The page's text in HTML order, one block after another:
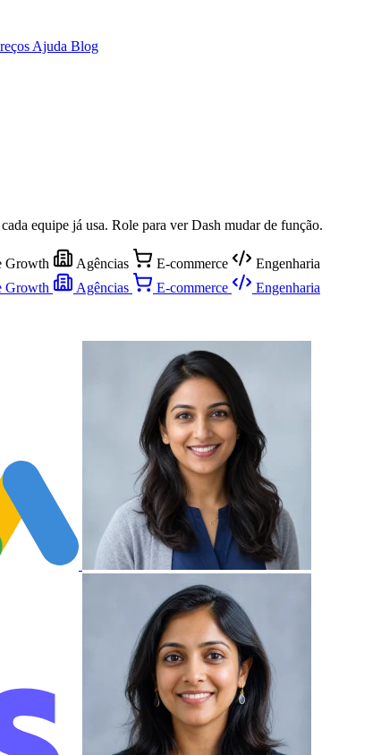
Ajuda Blog
equipe já usa. Role para ver Dash mudar de função.
Growth Agências E-commerce
Engenharia
Growth Agências E-commerce
Engenharia